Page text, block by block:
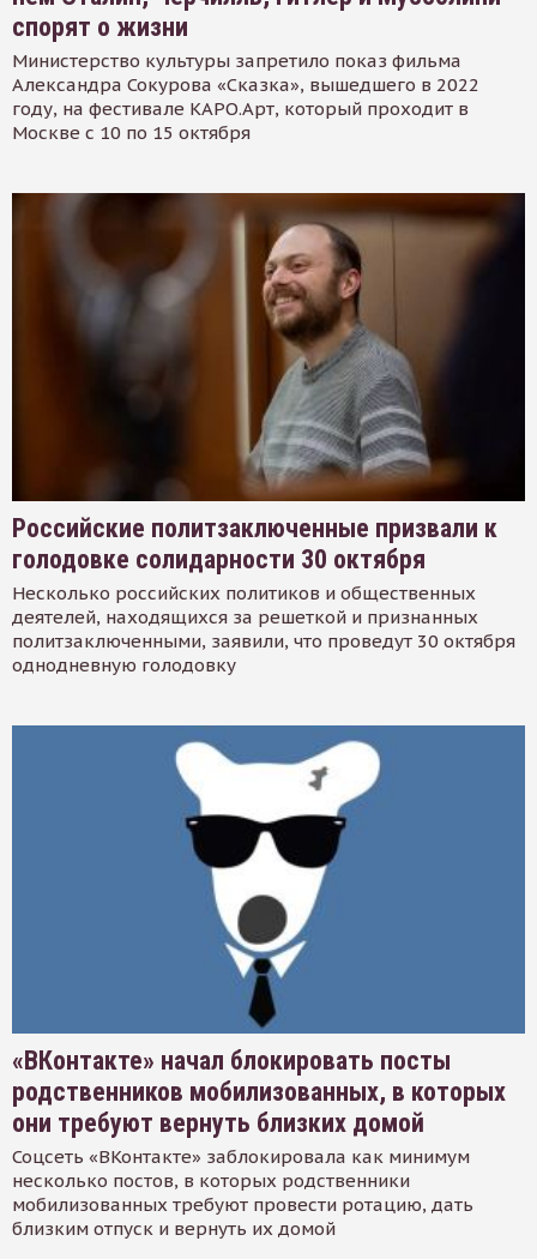
спорят о жизни
Министерство культуры запретило показ фильма
Александра Сокурова «Сказка», вышедшего в 2022
году, на фестивале КАРО.Арт, который проходит в
Москве с 10 по 15 октября
Российские политзаключенные призвали к
голодовке солидарности 30 октября
Несколько российских политиков и общественных
деятелей, находящихся за решеткой и признанных
политзаключенными, заявили, что проведут 30 октября
однодневную голодовку
«ВКонтакте» начал блокировать посты
родственников мобилизованных, в которых
они требуют вернуть близких домой
Соцсеть «ВКонтакте» заблокировала как минимум
несколько постов, в которых родственники
мобилизованных требуют провести ротацию, дать
близким отпуск и вернуть их домой